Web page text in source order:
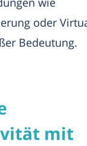
oder
Bedeutung.
mit